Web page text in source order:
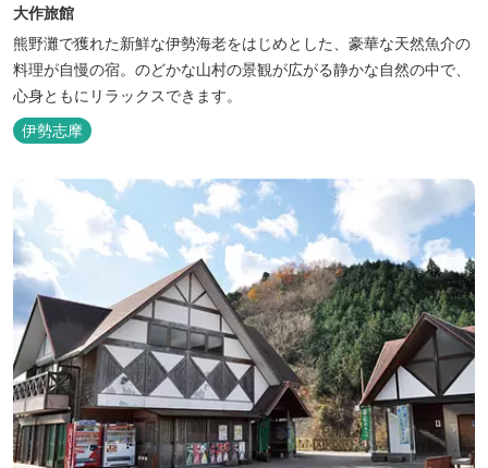
大作旅館
熊野灘で獲れた新鮮な伊勢海老をはじめとした、豪華な天然魚介の
料理が自慢の宿。のどかな山村の景観が広がる静かな自然の中で、
心身ともにリラックスできます。
伊勢志摩